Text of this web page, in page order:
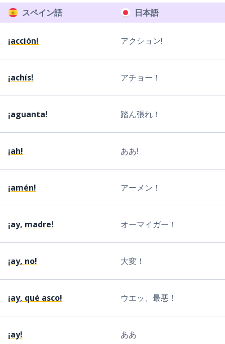
スペイン語 日本語
¡acción! アクション!
¡achís! アチョー！
¡aguanta! 踏ん張れ！
¡ah! ああ!
¡amén! アーメン！
¡ay, madre! オーマイガー！
¡ay, no! 大変！
¡ay, qué asco! ウエッ、最悪！
¡ay! ああ